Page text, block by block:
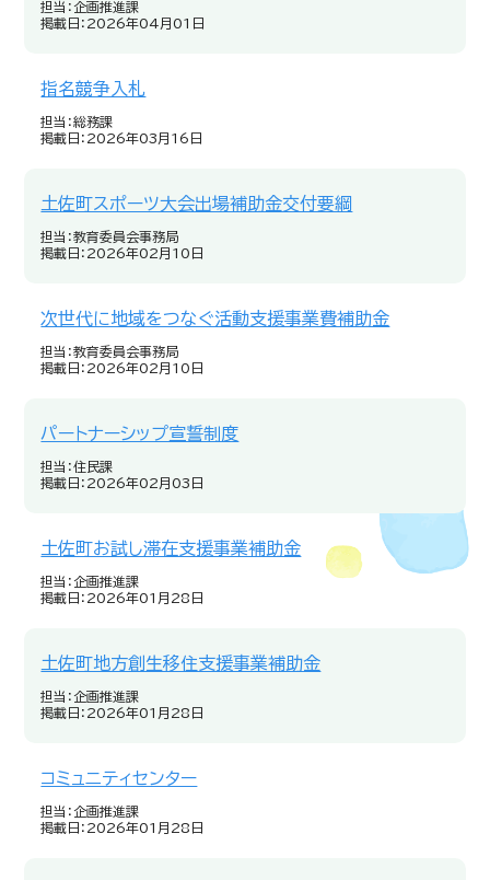
担当：企画推進課
掲載日：2026年04月01日
指名競争入札
担当：総務課
掲載日：2026年03月16日
土佐町スポーツ大会出場補助金交付要綱
担当：教育委員会事務局
掲載日：2026年02月10日
次世代に地域をつなぐ活動支援事業費補助金
担当：教育委員会事務局
掲載日：2026年02月10日
パートナーシップ宣誓制度
担当：住民課
掲載日：2026年02月03日
土佐町お試し滞在支援事業補助金
担当：企画推進課
掲載日：2026年01月28日
土佐町地方創生移住支援事業補助金
担当：企画推進課
掲載日：2026年01月28日
コミュニティセンター
担当：企画推進課
掲載日：2026年01月28日